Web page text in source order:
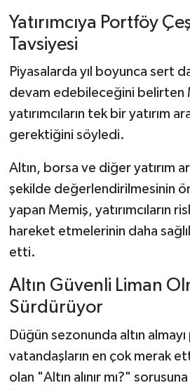
Yatırımcıya Portföy
Tavsiyesi
Piyasalarda yıl boyunca sert
devam edebileceğini belirten
yatırımcıların tek bir yatırım
gerektiğini söyledi.
Altın, borsa ve diğer yatırım
şekilde değerlendirilmesinin
yapan Memiş, yatırımcıların
hareket etmelerinin daha
etti.
Altın Güvenli Liman
Sürdürüyor
Düğün sezonunda altın
vatandaşların en çok merak
olan "Altın alınır mı?"